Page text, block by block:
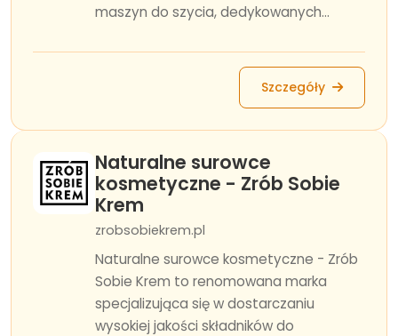
maszyn do szycia, dedykowanych...
Szczegóły
Naturalne surowce
kosmetyczne - Zrób Sobie
Krem
zrobsobiekrem.pl
Naturalne surowce kosmetyczne - Zrób
Sobie Krem to renomowana marka
specjalizująca się w dostarczaniu
wysokiej jakości składników do